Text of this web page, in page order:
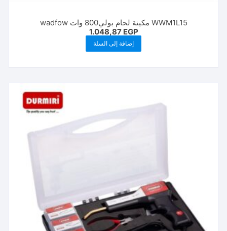
WWM1L15 مكینة لحام بولي800 وات wadfow
1.048,87 EGP
إضافة إلى السلة